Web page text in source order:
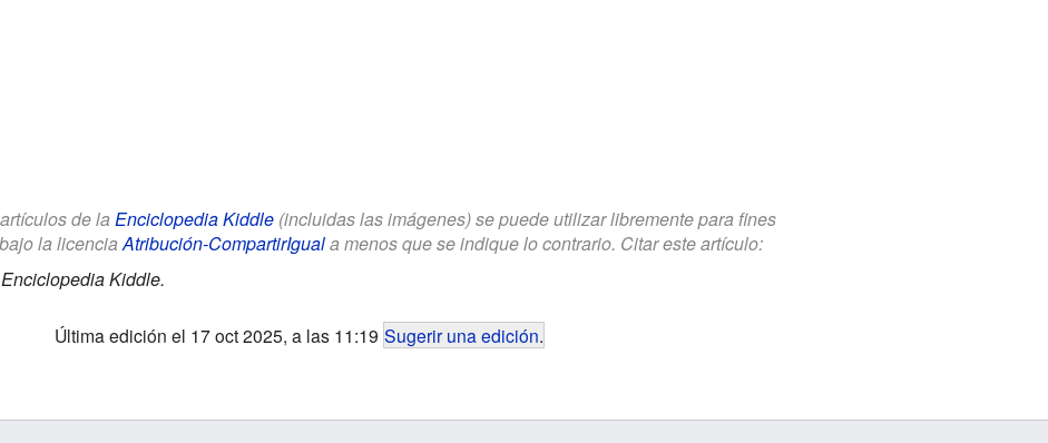
de la Enciclopedia Kiddle(incluidas las imágenes) se puede utilizar libremente para fines
la licenciaAtribución-CompartirIguala menos que se indique lo contrario. Citar este artículo:
Enciclopedia Kiddle.
Última edición el 17 oct 2025, a las 11:19 Sugerir una edición.